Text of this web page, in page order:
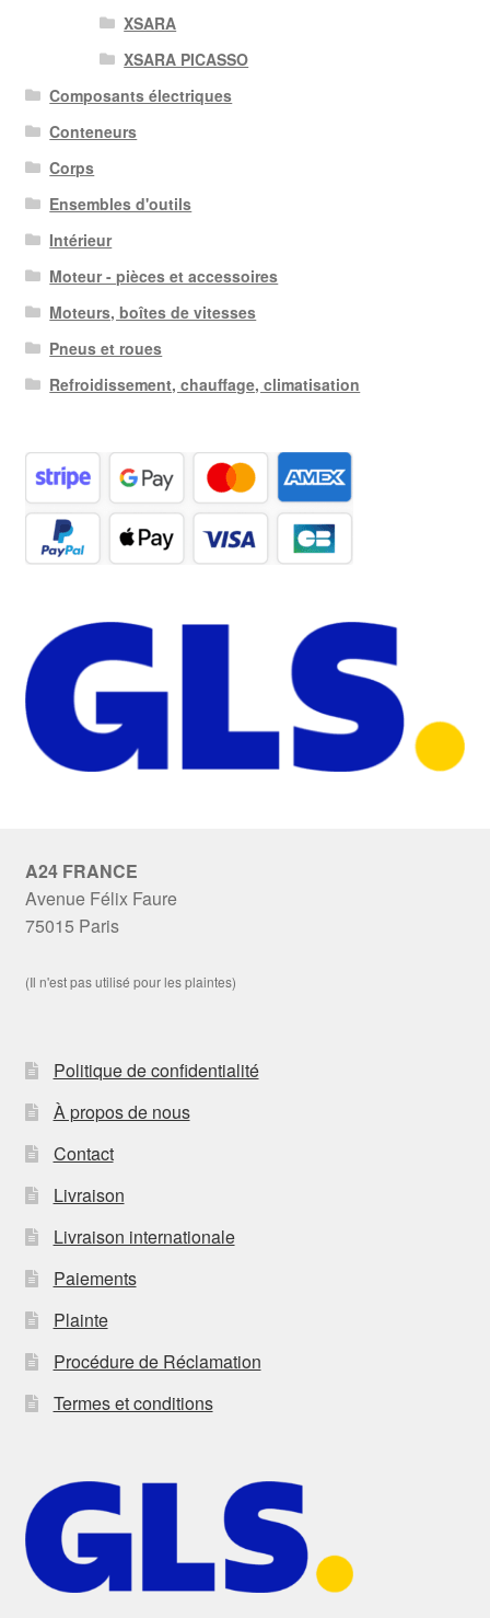
XSARA
XSARA PICASSO
Composants électriques
Conteneurs
Corps
Ensembles d'outils
Intérieur
Moteur - pièces et accessoires
Moteurs, boîtes de vitesses
Pneus et roues
Refroidissement, chauffage, climatisation
A24 FRANCE
Avenue Félix Faure
75015 Paris
(Il n'est pas utilisé pour les plaintes)
Politique de confidentialité
À propos de nous
Contact
Livraison
Livraison internationale
Paiements
Plainte
Procédure de Réclamation
Termes et conditions